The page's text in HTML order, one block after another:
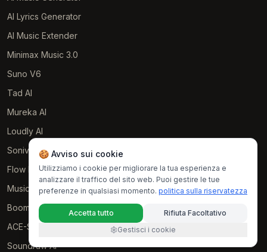
AI Lyrics Generator
AI Music Extender
Minimax Music 3.0
Suno V6
Tad AI
Mureka AI
Loudly AI
Soniva Music AI
Flow Music
Music GPT
Boomy AI
ACE-Step AI
Soundraw AI
🍪 Avviso sui cookie
Utilizziamo i cookie per migliorare la tua esperienza e
analizzare il traffico del sito web. Puoi gestire le tue
preferenze in qualsiasi momento. politica sulla riservatezza
Accetta tutto
Rifiuta Facoltativo
Gestisci i cookie